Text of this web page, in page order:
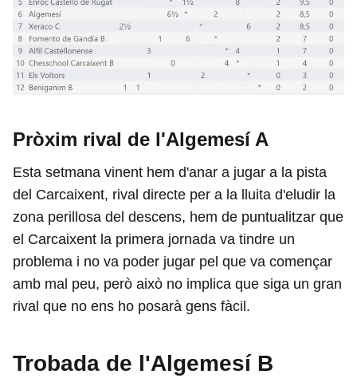
Pròxim rival de l'Algemesí A
Esta setmana vinent hem d'anar a jugar a la pista
del Carcaixent, rival directe per a la lluita d'eludir la
zona perillosa del descens, hem de puntualitzar que
el Carcaixent la primera jornada va tindre un
problema i no va poder jugar pel que va començar
amb mal peu, però això no implica que siga un gran
rival que no ens ho posarà gens fàcil.
Trobada de l'Algemesí B